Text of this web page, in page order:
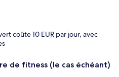
coûte 10 EUR par jour, avec
de fitness (le cas échéant)